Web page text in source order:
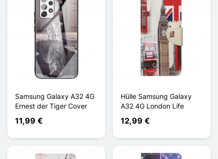
Samsung Galaxy A32 4G
Ernest der Tiger Cover
11,99 €
Hülle Samsung Galaxy
A32 4G London Life
12,99 €